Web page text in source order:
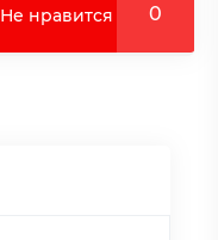
Не нравится 0